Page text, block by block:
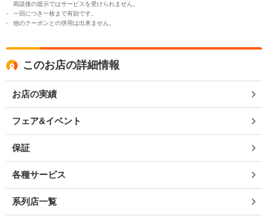
商談後の提示ではサービスを受けられません。
一回につき一枚まで有効です。
他のクーポンとの併用は出来ません。
このお店の詳細情報
お店の実績
フェア&イベント
保証
各種サービス
系列店一覧